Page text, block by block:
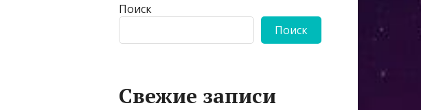
Поиск
Поиск
Свежие записи